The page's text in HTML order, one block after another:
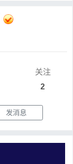
关注
2
发消息